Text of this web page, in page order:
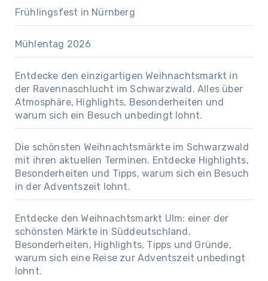
Frühlingsfest in Nürnberg
Mühlentag 2026
Entdecke den einzigartigen Weihnachtsmarkt in
der Ravennaschlucht im Schwarzwald. Alles über
Atmosphäre, Highlights, Besonderheiten und
warum sich ein Besuch unbedingt lohnt.
Die schönsten Weihnachtsmärkte im Schwarzwald
mit ihren aktuellen Terminen. Entdecke Highlights,
Besonderheiten und Tipps, warum sich ein Besuch
in der Adventszeit lohnt.
Entdecke den Weihnachtsmarkt Ulm: einer der
schönsten Märkte in Süddeutschland.
Besonderheiten, Highlights, Tipps und Gründe,
warum sich eine Reise zur Adventszeit unbedingt
lohnt.